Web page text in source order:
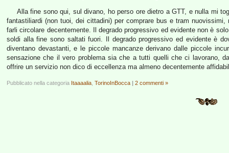
Alla fine sono qui, sul divano, ho perso ore dietro a GTT, e nulla mi
fantastiliardi (non tuoi, dei cittadini) per comprare bus e tram
farli circolare decentemente. Il degrado progressivo ed evidente non è
soldi alla fine sono saltati fuori. Il degrado progressivo ed evidente è
diventano devastanti, e le piccole mancanze derivano dalle piccole
sensazione che il vero problema sia che a tutti quelli che ci lavorano,
offrire un servizio non dico di eccellenza ma almeno decentemente
Pubblicato nella categoria Itaaaalia TorinoInBocca | 2 commenti »